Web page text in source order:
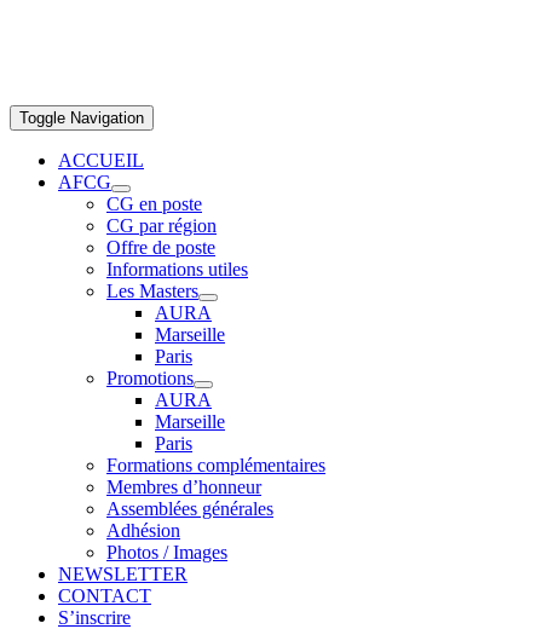
Toggle Navigation
ACCUEIL
AFCG
CG en poste
CG par région
Offre de poste
Informations utiles
Les Masters
AURA
Marseille
Paris
Promotions
AURA
Marseille
Paris
Formations complémentaires
Membres d’honneur
Assemblées générales
Adhésion
Photos / Images
NEWSLETTER
CONTACT
S’inscrire